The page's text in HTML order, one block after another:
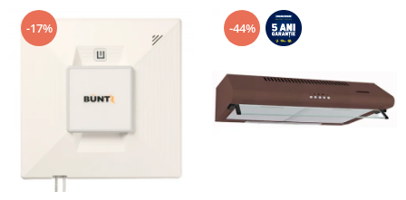
-17% -44%